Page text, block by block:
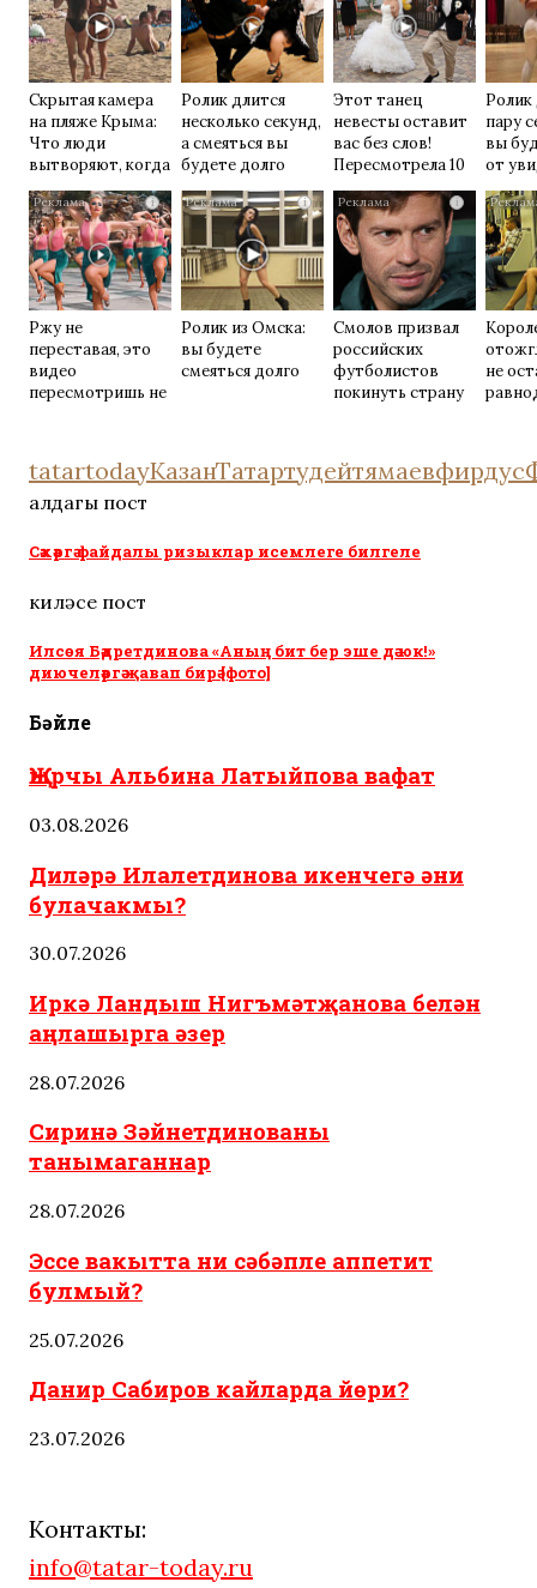
Скрытая камера
на пляже Крыма:
Что люди
вытворяют, когда
их не видят...
Ролик длится
несколько секунд,
а смеяться вы
будете долго
Этот танец
невесты оставит
вас без слов!
Пересмотрела 10
раз
Ролик
пару
вы
от
i
Ржу не
переставая, это
видео
пересмотришь не
i
Ролик из Омска:
вы будете
смеяться долго
i
Смолов призвал
российских
футболистов
покинуть страну
не
tatartodayКазанТатартудейтямаевфирдус
алдагы пост
Сәхәргә файдалы ризыклар исемлеге билгеле
киләсе пост
Илсөя Бәдретдинова «Аның бит бер эше дә юк!»
диючеләргә җавап бирә [фото]
Бәйле
Җырчы Альбина Латыйпова вафат
03.08.2026
Диләрә Илалетдинова икенчегә әни
булачакмы?
30.07.2026
Иркә Ландыш Нигъмәтҗанова белән
аңлашырга әзер
28.07.2026
Сиринә Зәйнетдинованы
танымаганнар
28.07.2026
Эссе вакытта ни сәбәпле аппетит
булмый?
25.07.2026
Данир Сабиров кайларда йөри?
23.07.2026
Контакты:
info@tatar-today.ru